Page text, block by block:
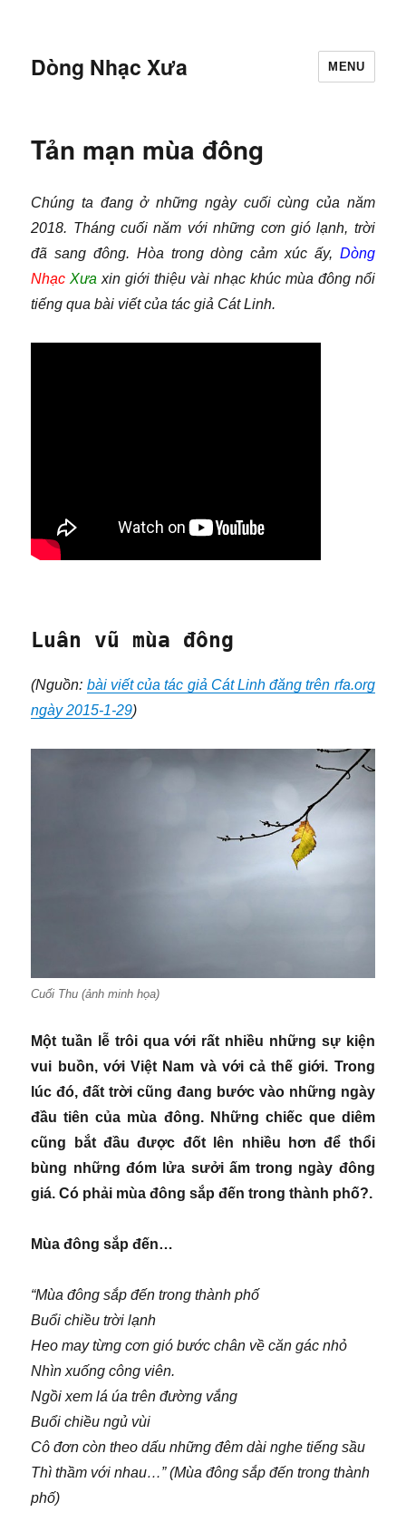
Dòng Nhạc Xưa MENU
Tản mạn mùa đông
Chúng ta đang ở những ngày cuối cùng của năm
2018. Tháng cuối năm với những cơn gió lạnh, trời
đã sang đông. Hòa trong dòng cảm xúc ấy, Dòng
Nhạc Xưa xin giới thiệu vài nhạc khúc mùa đông nổi
tiếng qua bài viết của tác giả Cát Linh.
Luân vũ mùa đông
(Nguồn: bài viết của tác giả Cát Linh đăng trên rfa.org
ngày 2015-1-29)
Cuối Thu (ảnh minh họa)
Một tuần lễ trôi qua với rất nhiều những sự kiện
vui buồn, với Việt Nam và với cả thế giới. Trong
lúc đó, đất trời cũng đang bước vào những ngày
đầu tiên của mùa đông. Những chiếc que diêm
cũng bắt đầu được đốt lên nhiều hơn để thổi
bùng những đóm lửa sưởi ấm trong ngày đông
giá. Có phải mùa đông sắp đến trong thành phố?.
Mùa đông sắp đến…
“Mùa đông sắp đến trong thành phố
Buổi chiều trời lạnh
Heo may từng cơn gió bước chân về căn gác nhỏ
Nhìn xuống công viên.
Ngồi xem lá úa trên đường vắng
Buổi chiều ngủ vùi
Cô đơn còn theo dấu những đêm dài nghe tiếng sầu
Thì thầm với nhau…” (Mùa đông sắp đến trong thành
phố)